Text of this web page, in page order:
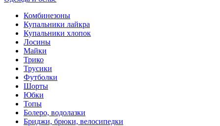
Комбинезоны
Купальники лайкра
Купальники хлопок
Лосины
Майки
Трико
Трусики
Футболки
Шорты
Юбки
Топы
Болеро, водолазки
Бриджи, брюки, велосипедки